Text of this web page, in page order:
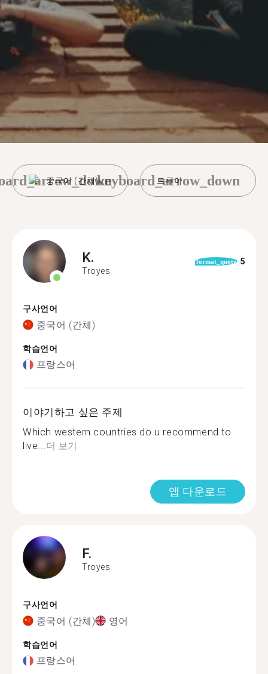
중국어 (간체) 트루아
keyboard_arrow_down
K.
Troyes
format_quote 5
구사언어
중국어 (간체)
학습언어
프랑스어
이야기하고 싶은 주제
Which western countries do u recommend to
live...더 보기
앱 다운로드
F.
Troyes
구사언어
중국어 (간체) 영어
학습언어
프랑스어